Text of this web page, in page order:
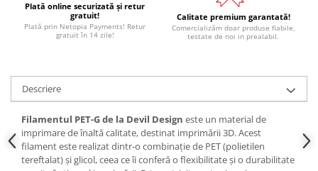
Plată online securizată și retur
gratuit!
Plată prin Netopia Payments! Retur
gratuit în 14 zile!
Calitate premium garantată!
Comercializăm doar produse fiabile,
testate de noi in prealabil.
Descriere
Filamentul PET-G de la Devil Design este un material de
imprimare de înaltă calitate, destinat imprimării 3D. Acest
filament este realizat dintr-o combinație de PET (polietilen
tereftalat) și glicol, ceea ce îi conferă o flexibilitate și o durabilitate